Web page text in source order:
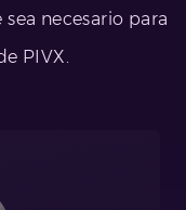
necesario para
PIVX.